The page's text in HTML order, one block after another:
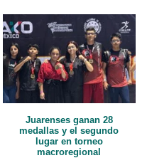
Juarenses ganan 28
medallas y el segundo
lugar en torneo
macroregional